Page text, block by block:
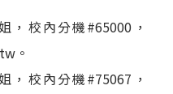
校內分機#65000，
。
校內分機#75067，